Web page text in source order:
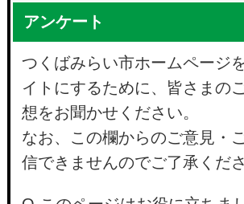
アンケート
つくばみらい市ホームページ
イトにするために、皆さまの
想をお聞かせください。
なお、この欄からのご意見・
信できませんのでご了承くださ